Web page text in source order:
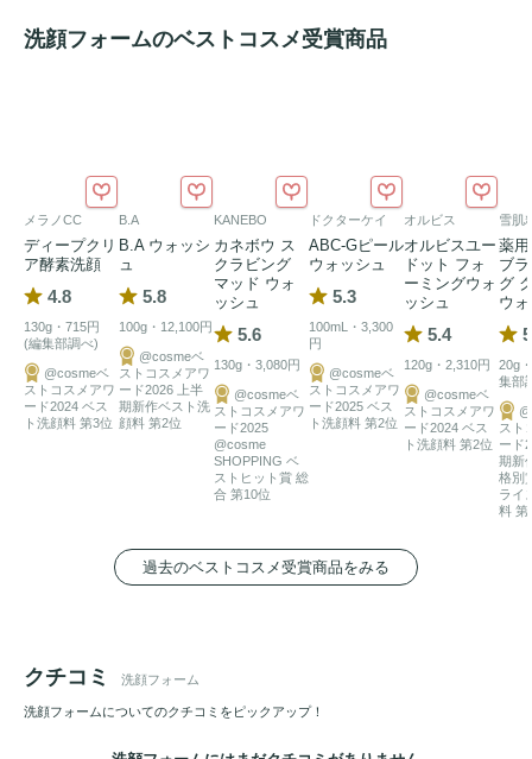
洗顔フォームのベストコスメ受賞商品
メラノCC
ディープクリ
ア酵素洗顔
4.8
130g・715円
(編集部調べ)
@cosmeベ
ストコスメアワ
ード2024 ベス
ト洗顔料 第3位
B.A
B.A ウォッシ
ュ
5.8
100g・12,100円
@cosmeベ
ストコスメアワ
ード2026 上半
期新作ベスト洗
顔料 第2位
KANEBO
カネボウ ス
クラビング
マッド ウォ
ッシュ
5.6
130g・3,080円
@cosmeベ
ストコスメアワ
ード2025
@cosme
SHOPPING ベ
ストヒット賞 総
合 第10位
ドクターケイ
ABC-Gピール
ウォッシュ
5.3
100mL・3,300
円
@cosmeベ
ストコスメアワ
ード2025 ベス
ト洗顔料 第2位
オルビス
オルビスユー
ドット フォ
ーミングウォ
ッシュ
5.4
120g・2,310円
@cosmeベ
ストコスメアワ
ード2024 ベス
ト洗顔料 第2位
雪肌
薬
ブ
グ
ウ
20g
集部
スト
ード
期新
格別
ライ
料 第
過去のベストコスメ受賞商品をみる
クチコミ 洗顔フォーム
洗顔フォームについてのクチコミをピックアップ！